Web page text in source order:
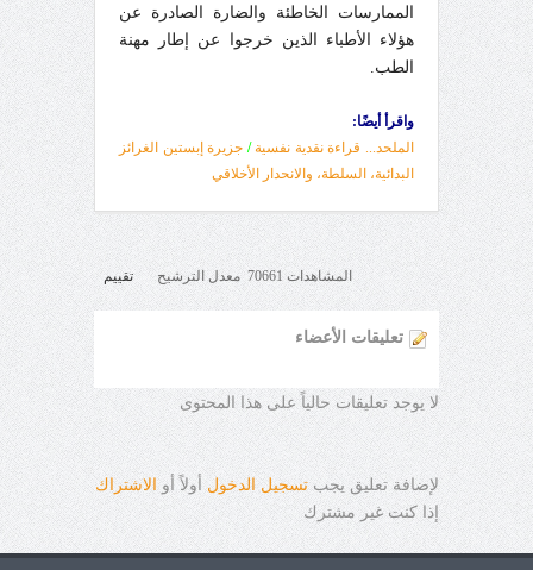
الممارسات الخاطئة والضارة الصادرة عن
هؤلاء الأطباء الذين خرجوا عن إطار مهنة
الطب.
واقرأ أيضًا:
الملحد... قراءة نقدية نفسية / جزيرة إبستين الغرائز
البدائية، السلطة، والانحدار الأخلاقي
المشاهدات 70661 معدل الترشيح تقييم
تعليقات الأعضاء
لا يوجد تعليقات حالياً على هذا المحتوى
لإضافة تعليق يجبتسجيل الدخول أولاً أو الاشتراك
إذا كنت غير مشترك